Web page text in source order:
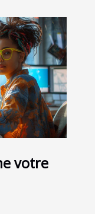
votre